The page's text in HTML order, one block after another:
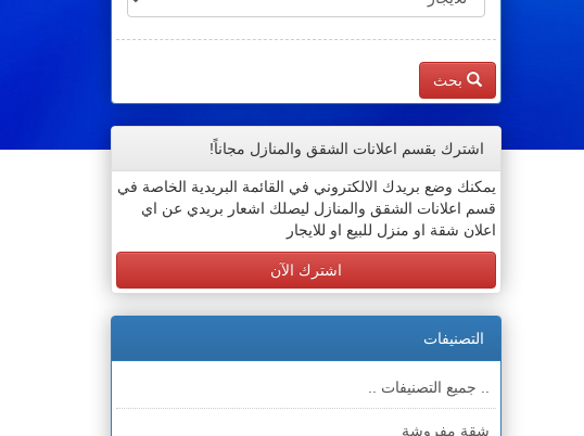
بحث
اشترك بقسم اعلانات الشقق والمنازل مجاناً!
يمكنك وضع بريدك الالكتروني في القائمة البريدية الخاصة في
قسم اعلانات الشقق والمنازل ليصلك اشعار بريدي عن اي
اعلان شقة او منزل للبيع او للايجار
اشترك الآن
التصنيفات
.. جميع التصنيفات ..
شقة مفروشة